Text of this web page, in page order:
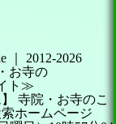
2012-2026
お寺の
ト≫
寺院・お寺のこ
ホームページ